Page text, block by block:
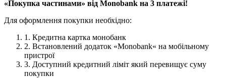
«Покупка частинами» від Monobank на 3 платежі!
Для оформлення покупки необхідно:
1. Кредитна картка монобанк
2. Встановлений додаток «Monobank« на мобільному
пристрої
3. Доступний кредитний ліміт який перевищує суму
покупки